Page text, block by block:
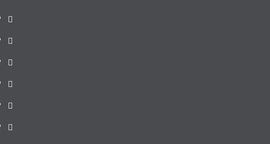
Prima
pagină
Știri
de
ultima
Administrație
locală
Actualitate
Justiție
Cultura